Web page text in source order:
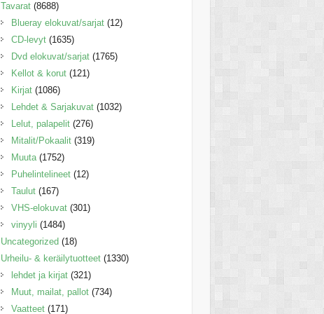
Tavarat (8688)
Blueray elokuvat/sarjat (12)
CD-levyt (1635)
Dvd elokuvat/sarjat (1765)
Kellot & korut (121)
Kirjat (1086)
Lehdet & Sarjakuvat (1032)
Lelut, palapelit (276)
Mitalit/Pokaalit (319)
Muuta (1752)
Puhelintelineet (12)
Taulut (167)
VHS-elokuvat (301)
vinyyli (1484)
Uncategorized (18)
Urheilu- & keräilytuotteet (1330)
lehdet ja kirjat (321)
Muut, mailat, pallot (734)
Vaatteet (171)